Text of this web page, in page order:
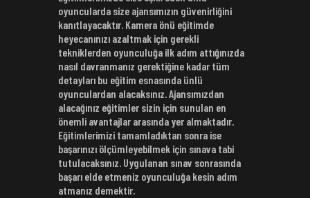
oyuncularda size ajansımızın güvenirliğini
kanıtlayacaktır. Kamera önü eğitimde
heyecanınızı azaltmak için gerekli
tekniklerden oyunculuğa ilk adım attığınızda
nasıl davranmanız gerektiğine kadar tüm
detayları bu eğitim esnasında ünlü
oyunculardan alacaksınız. Ajansımızdan
alacağınız eğitimler sizin için sunulan en
önemli avantajlar arasında yer almaktadır.
Eğitimlerimizi tamamladıktan sonra ise
başarınızı ölçümleyebilmek için sınava tabi
tutulacaksınız. Uygulanan sınav sonrasında
başarı elde etmeniz oyunculuğa kesin adım
atmanız demektir.